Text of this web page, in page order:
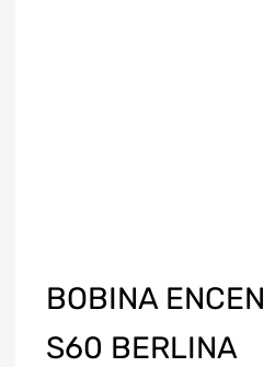
BOBINA
S60 BERLINA